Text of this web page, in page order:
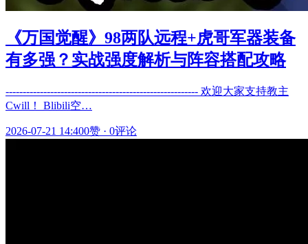
《万国觉醒》98两队远程+虎哥军器装备
有多强？实战强度解析与阵容搭配攻略
-------------------------------------------------------- 欢迎大家支持教主
Cwill！ Blibili空…
2026-07-21 14:400赞 · 0评论